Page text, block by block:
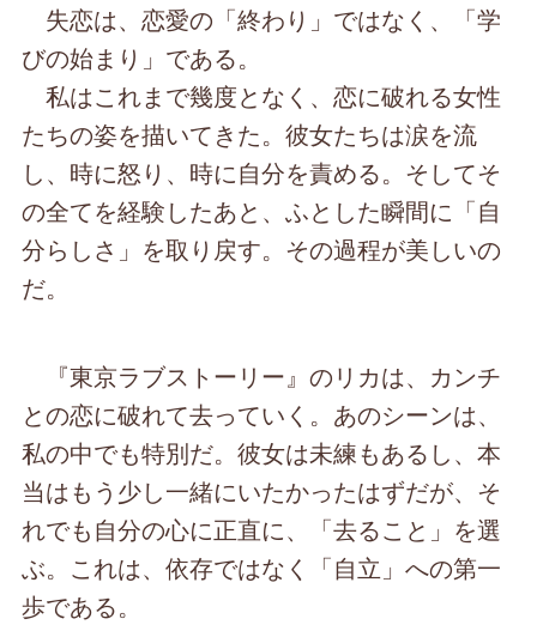
失恋は、恋愛の「終わり」ではなく、「学
びの始まり」である。
私はこれまで幾度となく、恋に破れる女性
たちの姿を描いてきた。彼女たちは涙を流
し、時に怒り、時に自分を責める。そしてそ
の全てを経験したあと、ふとした瞬間に「自
分らしさ」を取り戻す。その過程が美しいの
だ。
『東京ラブストーリー』のリカは、カンチ
との恋に破れて去っていく。あのシーンは、
私の中でも特別だ。彼女は未練もあるし、本
当はもう少し一緒にいたかったはずだが、そ
れでも自分の心に正直に、「去ること」を選
ぶ。これは、依存ではなく「自立」への第一
歩である。